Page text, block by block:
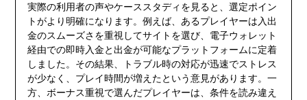
実際の利用者の声やケーススタディを見ると、選定ポイン
トがより明確になります。例えば、あるプレイヤーは入出
金のスムーズさを重視してサイトを選び、電子ウォレット
経由での即時入金と出金が可能なプラットフォームに定着
しました。その結果、トラブル時の対応が迅速でストレス
が少なく、プレイ時間が増えたという意見があります。一
方、ボーナス重視で選んだプレイヤーは、条件を読み違え